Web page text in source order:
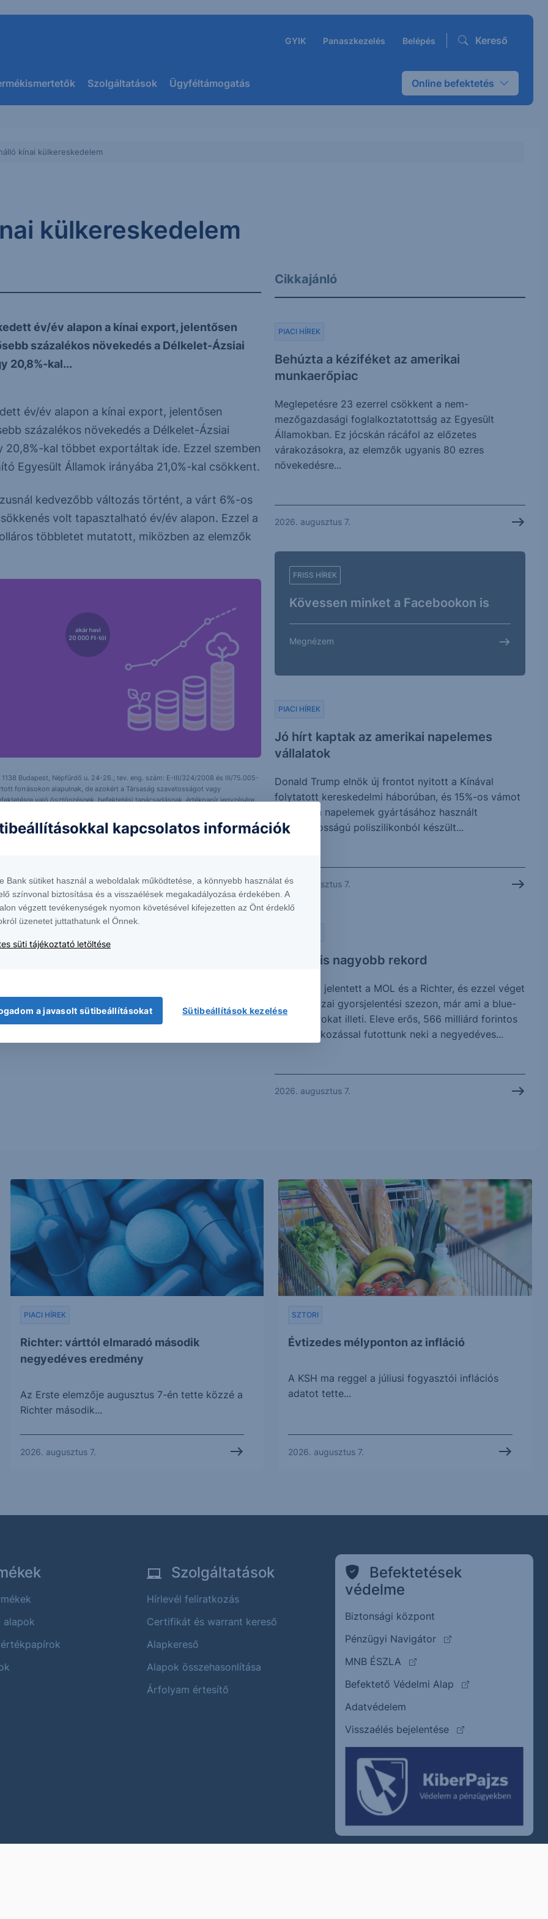
GYIK Panaszkezelés Belépés Kereső
Szolgáltatások Ügyféltámogatás Online befektetés
kínai külkereskedelem
külkereskedelem
év/év alapon a kínai export, jelentősen
százalékos növekedés a Délkelet-Ázsiai
20,8%-kal...
év/év alapon a kínai export, jelentősen
százalékos növekedés a Délkelet-Ázsiai
kal többet exportáltak ide. Ezzel szemben
Egyesült Államok irányába 21,0%-kal csökkent.
kedvezőbb változás történt, a várt 6%-os
volt tapasztalható év/év alapon. Ezzel a
többletet mutatott, miközben az elemzők
Budapest, Népfürdő u. 24-26.; tev. eng. szám: E-III/324/2008 és III/75.005-
forrásokon alapulnak, de azokért a Társaság szavatosságot vagy
való ösztönzésnek, befektetési tanácsadásnak, értékpapír jegyzésére,
arra, hogy a múltbeli teljesítmények, illetve jövőbeli becslések nem
helyzetet, a befektetések és azok hozamai alakulását olyan tényezők
a Társaságra nem háríthatók át. A jelen dokumentumban
terjesztése kizárólag a Társaság előzetes írásos engedélyével
További részletek:
és szakértőnkkel egyeztethet a termékkel
kérése
Cikkajánló
Behúzta a kéziféket az amerikai
munkaerőpiac
PIACI HÍREK
Meglepetésre 23 ezerrel csökkent a nem-
mezőgazdasági foglalkoztatottság az Egyesült
Államokban. Ez jócskán rácáfol az előzetes
várakozásokra, az elemzők ugyanis 80 ezres
növekedésre...
2026. augusztus 7.
FRISS HÍREK
Kövessen minket a Facebookon is
Megnézem
Jó hírt kaptak az amerikai napelemes
vállalatok
PIACI HÍREK
Donald Trump elnök új frontot nyitott a Kínával
folytatott kereskedelmi háborúban, és 15%-os vámot
vetett ki a napelemek gyártásához használt
kulcsfontosságú poliszilikonból készült...
2026. augusztus 7.
Vártnál is nagyobb rekord
Ma reggel jelentett a MOL és a Richter, és ezzel véget
is ért a hazai gyorsjelentési szezon, már ami a blue-
chip papírokat illeti. Eleve erős, 566 milliárd forintos
profitvárakozással futottunk neki a negyedéves...
2026. augusztus 7.
Richter: várttól elmaradó második
negyedéves eredmény
PIACI HÍREK
Az Erste elemzője augusztus 7-én tette közzé a
Richter második...
2026. augusztus 7.
Évtizedes mélyponton az infláció
SZTORI
A KSH ma reggel a júliusi fogyasztói inflációs
adatot tette...
2026. augusztus 7.
alapok
Szolgáltatások
Hírlevél feliratkozás
Certifikát és warrant kereső
Alapkereső
Alapok összehasonlítása
Árfolyam értesítő
Befektetések
védelme
Biztonsági központ
Pénzügyi Navigátor
(külső oldalra ugrik)
MNB ÉSZLA
(külső oldalra ugrik)
Befektető Védelmi Alap
(külső oldalra
Adatvédelem
Visszaélés bejelentése
(külső oldalra ugrik)
kapcsolatos információk
Bank sütiket használ a weboldalak működtetése, a könnyebb használat és
színvonal biztosítása és a visszaélések megakadályozása érdekében. A
végzett tevékenységek nyomon követésével kifejezetten az Önt érdeklő
üzenetet juttathatunk el Önnek.
süti tájékoztató letöltése
a javasolt sütibeállításokat Sütibeállítások kezelése